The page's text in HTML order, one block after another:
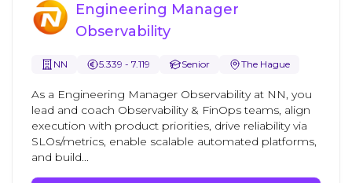
Engineering Manager
Observability
NN 5.339 - 7.119 Senior The Hague
As a Engineering Manager Observability at NN, you
lead and coach Observability & FinOps teams, align
execution with product priorities, drive reliability via
SLOs/metrics, enable scalable automated platforms,
and build...